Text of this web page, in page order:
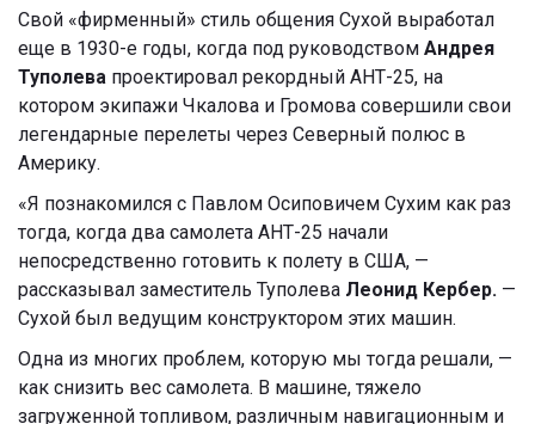
Свой «фирменный» стиль общения Сухой выработал
еще в 1930-е годы, когда под руководством Андрея
Туполева проектировал рекордный АНТ-25, на
котором экипажи Чкалова и Громова совершили свои
легендарные перелеты через Северный полюс в
Америку.
«Я познакомился с Павлом Осиповичем Сухим как раз
тогда, когда два самолета АНТ-25 начали
непосредственно готовить к полету в США, —
рассказывал заместитель Туполева Леонид Кербер. —
Сухой был ведущим конструктором этих машин.
Одна из многих проблем, которую мы тогда решали, —
как снизить вес самолета. В машине, тяжело
загруженной топливом, различным навигационным и